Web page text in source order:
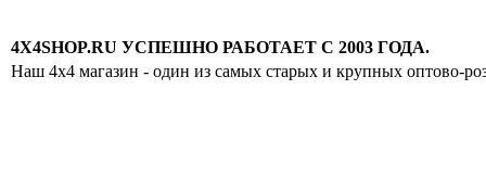
4X4SHOP.RU УСПЕШНО РАБОТАЕТ С 2003 ГОДА.
Наш 4x4 магазин - один из самых старых и крупных оптово-